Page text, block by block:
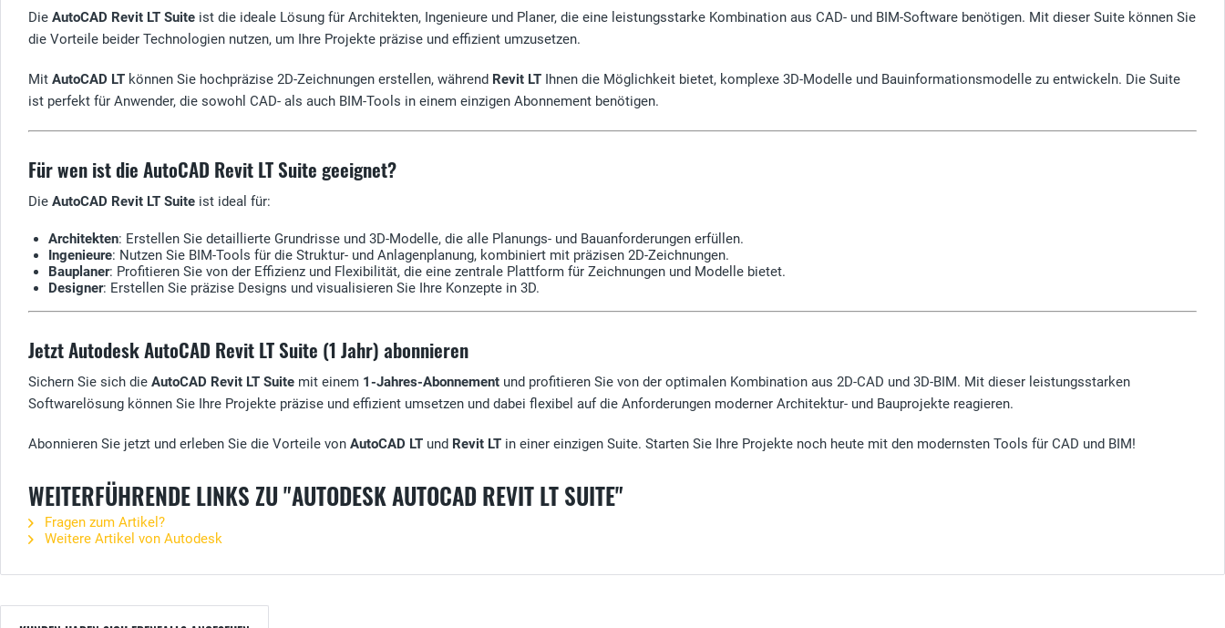
Die AutoCAD Revit LT Suite ist die ideale Lösung für Architekten, Ingenieure und Planer, die eine leistungsstarke Kombination aus CAD- und BIM-Software benötigen. Mit dieser Suite können Sie
die Vorteile beider Technologien nutzen, um Ihre Projekte präzise und effizient umzusetzen.
Mit AutoCAD LT können Sie hochpräzise 2D-Zeichnungen erstellen, während Revit LT Ihnen die Möglichkeit bietet, komplexe 3D-Modelle und Bauinformationsmodelle zu entwickeln. Die Suite
ist perfekt für Anwender, die sowohl CAD- als auch BIM-Tools in einem einzigen Abonnement benötigen.
Für wen ist die AutoCAD Revit LT Suite geeignet?
Die AutoCAD Revit LT Suite ist ideal für:
Architekten: Erstellen Sie detaillierte Grundrisse und 3D-Modelle, die alle Planungs- und Bauanforderungen erfüllen.
Ingenieure: Nutzen Sie BIM-Tools für die Struktur- und Anlagenplanung, kombiniert mit präzisen 2D-Zeichnungen.
Bauplaner: Profitieren Sie von der Effizienz und Flexibilität, die eine zentrale Plattform für Zeichnungen und Modelle bietet.
Designer: Erstellen Sie präzise Designs und visualisieren Sie Ihre Konzepte in 3D.
Jetzt Autodesk AutoCAD Revit LT Suite (1 Jahr) abonnieren
Sichern Sie sich die AutoCAD Revit LT Suite mit einem 1-Jahres-Abonnement und profitieren Sie von der optimalen Kombination aus 2D-CAD und 3D-BIM. Mit dieser leistungsstarken
Softwarelösung können Sie Ihre Projekte präzise und effizient umsetzen und dabei flexibel auf die Anforderungen moderner Architektur- und Bauprojekte reagieren.
Abonnieren Sie jetzt und erleben Sie die Vorteile von AutoCAD LT und Revit LT in einer einzigen Suite. Starten Sie Ihre Projekte noch heute mit den modernsten Tools für CAD und BIM!
WEITERFÜHRENDE LINKS ZU "AUTODESK AUTOCAD REVIT LT SUITE"
Fragen zum Artikel?
Weitere Artikel von Autodesk